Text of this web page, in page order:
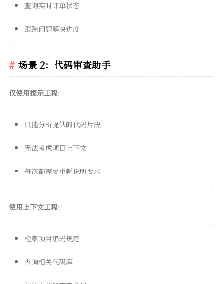
查询实时订单状态
跟踪问题解决进度
场景 2：代码审查助手
仅使用提示工程：
只能分析提供的代码片段
无法考虑项目上下文
每次都需要重新说明要求
使用上下文工程：
检索项目编码规范
查询相关代码库